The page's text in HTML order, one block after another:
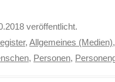
veröffentlicht.
, Allgemeines (Medien),
, Personen,